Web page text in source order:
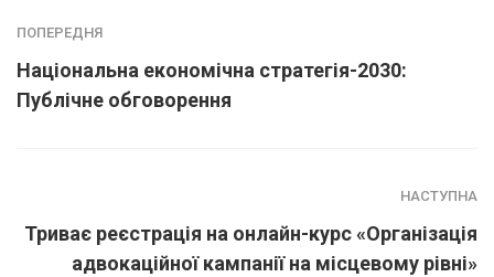
ПОПЕРЕДНЯ
Національна економічна стратегія-2030:
Публічне обговорення
НАСТУПНА
Триває реєстрація на онлайн-курс «Організація
адвокаційної кампанії на місцевому рівні»